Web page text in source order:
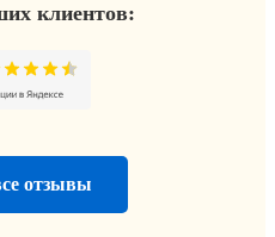
клиентов:
отзывы